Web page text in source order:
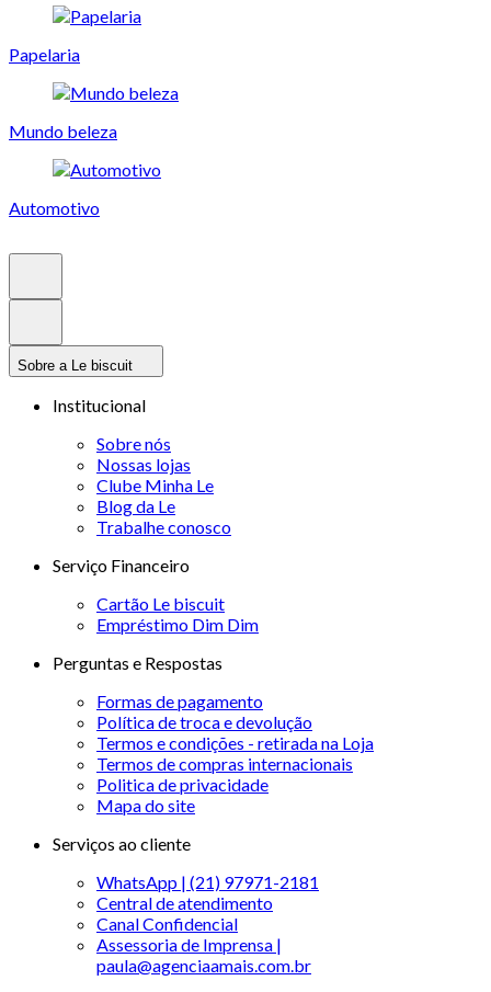
Papelaria
Mundo beleza
Automotivo
Sobre a Le biscuit
Institucional
Sobre nós
Nossas lojas
Clube Minha Le
Blog da Le
Trabalhe conosco
Serviço Financeiro
Cartão Le biscuit
Empréstimo Dim Dim
Perguntas e Respostas
Formas de pagamento
Política de troca e devolução
Termos e condições - retirada na Loja
Termos de compras internacionais
Politica de privacidade
Mapa do site
Serviços ao cliente
WhatsApp | (21) 97971-2181
Central de atendimento
Canal Confidencial
Assessoria de Imprensa |
paula@agenciaamais.com.br